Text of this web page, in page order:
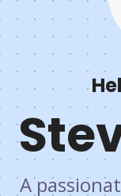
A